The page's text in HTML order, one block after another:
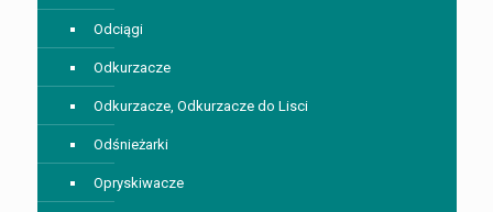
Odciągi
Odkurzacze
Odkurzacze, Odkurzacze do Lisci
Odśnieżarki
Opryskiwacze